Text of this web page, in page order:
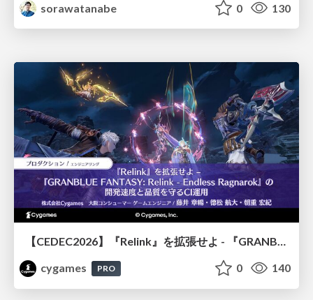
sorawatanabe
0 130
【CEDEC2026】『Relink』を拡張せよ - 『GRANBLUE FANTASY: Relink - Endless Ragnarok』の開発速度と品質を守るCI運用
cygames
PRO 0 140